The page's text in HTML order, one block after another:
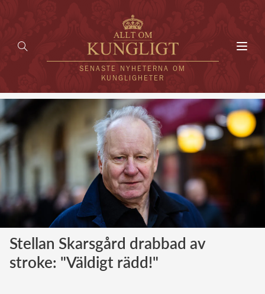
SENASTE NYHETERNA OM
KUNGLIGHETER
HEM
KUNGAFAMILJEN
UTLÄNDSKT
KÄNDISAR
VÄRLDENS KUNGAHUS
Svenska kungahuset
Brittiska kungahuset
REDAKTION
Stellan Skarsgård drabbad av
stroke: "Väldigt rädd!"